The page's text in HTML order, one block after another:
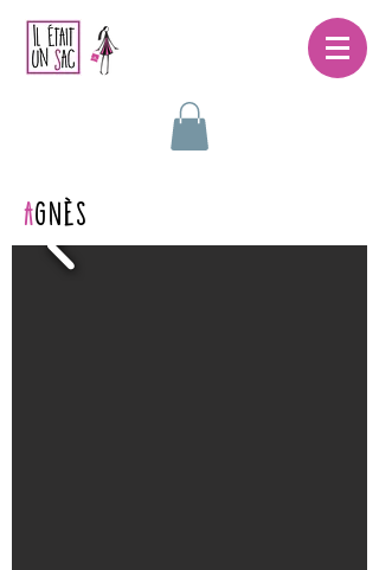
AGNèS